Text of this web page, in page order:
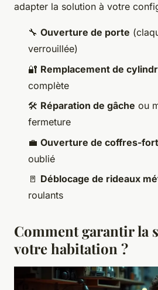
adapter la solution à votre
🔧 Ouverture de porte
verrouillée)
🔐 Remplacement de
complète
🛠️ Réparation de gâche ou
fermeture
💼 Ouverture de coffres-
oublié
🚪 Déblocage de rideaux
roulants
Comment garantir la
votre habitation ?